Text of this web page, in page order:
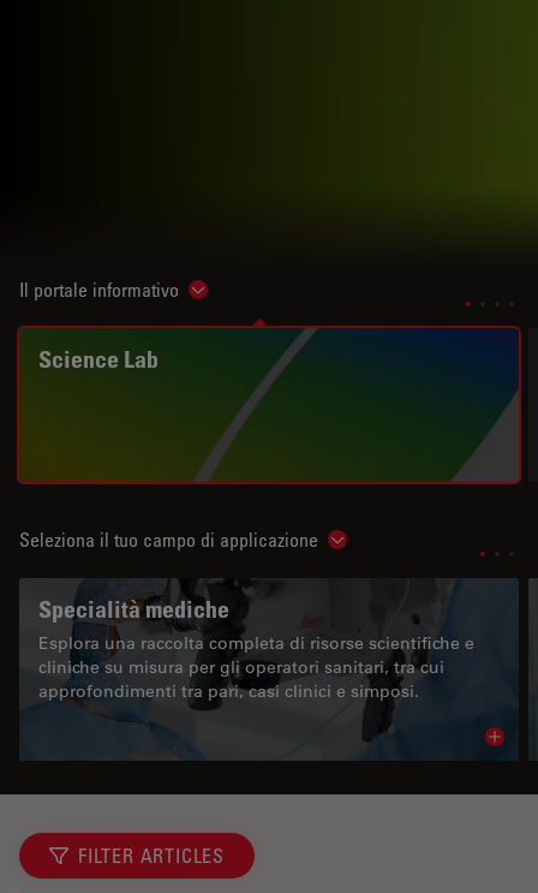
Il portale informativo Show subnavigation
Science Lab
Seleziona il tuo campo di applicazione Show subnavigation
Specialità mediche
Esplora una raccolta completa di risorse scientifiche e
cliniche su misura per gli operatori sanitari, tra cui
approfondimenti tra pari, casi clinici e simposi.
FILTER ARTICLES